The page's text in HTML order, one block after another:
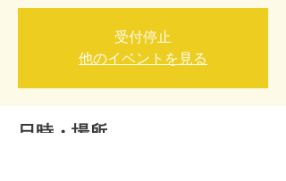
受付停止
他のイベントを見る
日時・場所